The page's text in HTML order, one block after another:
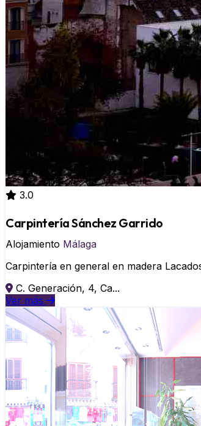
3.0
Carpintería Sánchez Garrido
Alojamiento Málaga
Carpintería en general en madera
C. Generación, 4, Ca...
Ver más